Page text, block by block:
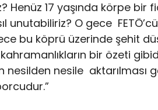
17 yaşında körpe bir
O gece
bu köprü üzerinde şehit
bir özeti
nesile aktarılması